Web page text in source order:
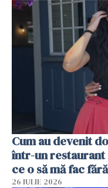
Cum au devenit
într-un restaurant
ce o să mă fac
26 IULIE 2026